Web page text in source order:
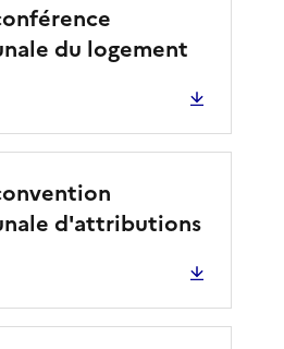
du logement
d'attributions